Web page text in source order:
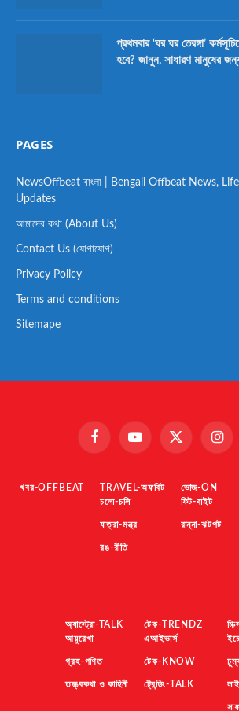
প্রথমবার ‘ঘর ঘর তেরঙ্গা’
হবে? জানুন, সাধারণ মানুষের
PAGES
NewsOffbeat বাংলা | Bengali Offbeat News,
Updates
আমাদের কথা (About Us)
Contact Us (যোগাযোগ)
Privacy Policy
Terms and conditions
Sitemape
FacebookYouTube X
খবর-OFFBEAT
TRAVEL-অফবিট
চলো-চলি
যাত্রা-মন্ত্র
রঙ-রীতি
ভোজ-ON
ফিট-বাইট
রান্না-ঝটপট
অ্যাস্ট্রো-TALK
আয়ুরেখা
গ্রহ-গণিত
তত্ত্বকথা ও কাহিনী
টেক-TRENDZ
এআইভার্স
টেক-KNOW
ট্রেন্ডিং-TALK